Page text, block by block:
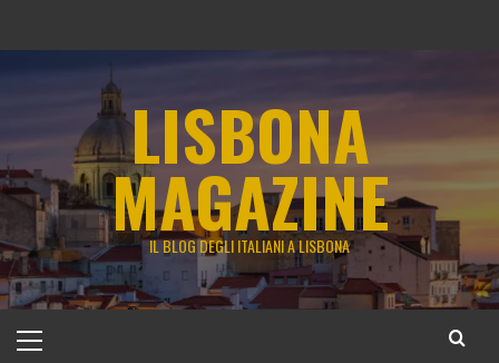
LISBONA
MAGAZINE
IL BLOG DEGLI ITALIANI A LISBONA
principale